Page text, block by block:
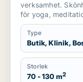
verksamhet.
för yoga,
Type
Butik, Klinik,
Storlek
70 - 130 m2